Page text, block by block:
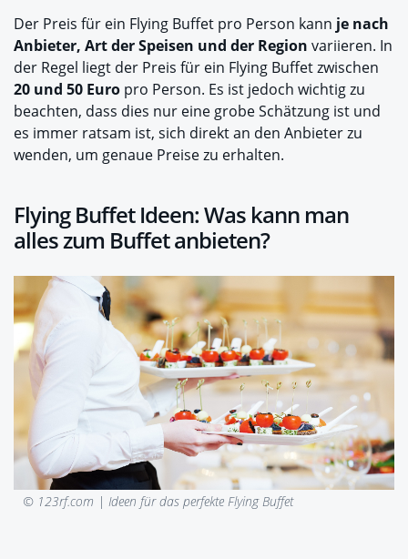
Der Preis für ein Flying Buffet pro Person kann je nach
Anbieter, Art der Speisen und der Region variieren. In
der Regel liegt der Preis für ein Flying Buffet zwischen
20 und 50 Euro pro Person. Es ist jedoch wichtig zu
beachten, dass dies nur eine grobe Schätzung ist und
es immer ratsam ist, sich direkt an den Anbieter zu
wenden, um genaue Preise zu erhalten.
Flying Buffet Ideen: Was kann man
alles zum Buffet anbieten?
© 123rf.com | Ideen für das perfekte Flying Buffet